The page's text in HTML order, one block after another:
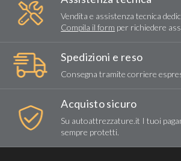
Vendita e assistenza tecnica
Compila il form per richiedere
Spedizioni e reso
Consegna tramite corriere
Acquisto sicuro
Su autoattrezzature.it I tuoi
sempre protetti.